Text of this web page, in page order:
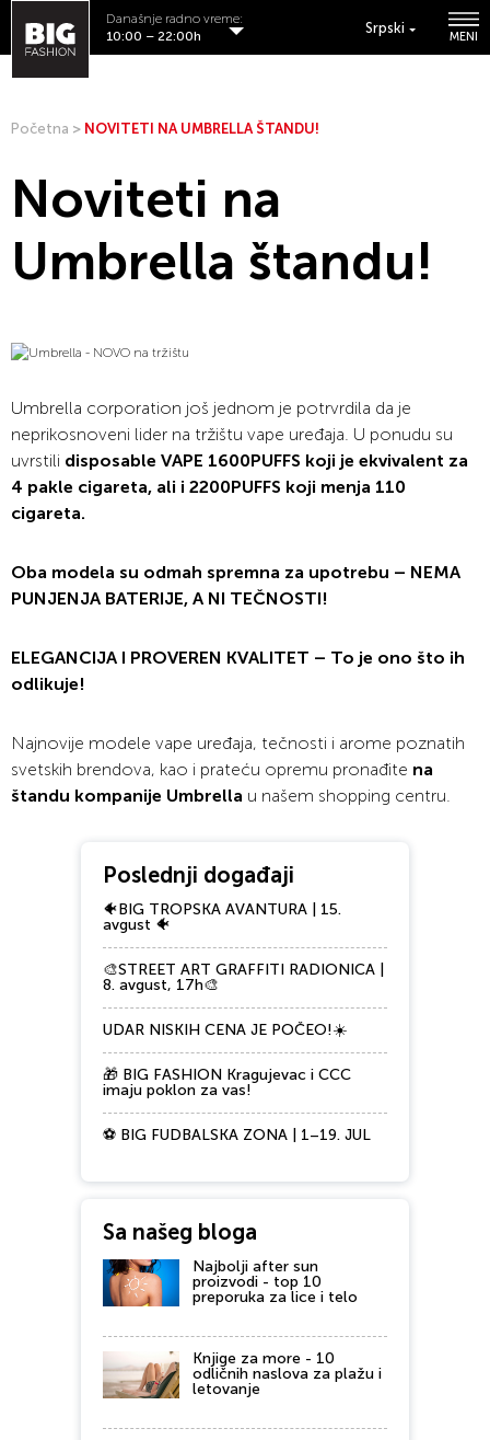
Srpski
MENI
Današnje radno vreme:
10:00 – 22:00h
Početna > NOVITETI NA UMBRELLA ŠTANDU!
Noviteti na
Umbrella štandu!
Umbrella corporation još jednom je potrvrdila da je
neprikosnoveni lider na tržištu vape uređaja. U ponudu su
uvrstili disposable VAPE 1600PUFFS koji je ekvivalent za
4 pakle cigareta, ali i 2200PUFFS koji menja 110
cigareta.
Oba modela su odmah spremna za upotrebu – NEMA
PUNJENJA BATERIJE, A NI TEČNOSTI!
ELEGANCIJA I PROVEREN KVALITET – To je ono što ih
odlikuje!
Najnovije modele vape uređaja, tečnosti i arome poznatih
svetskih brendova, kao i prateću opremu pronađite na
štandu kompanije Umbrella u našem shopping centru.
Poslednji događaji
🐠BIG TROPSKA AVANTURA | 15.
avgust 🐠
🎨STREET ART GRAFFITI RADIONICA |
8. avgust, 17h🎨
UDAR NISKIH CENA JE POČEO!☀️
🎁 BIG FASHION Kragujevac i CCC
imaju poklon za vas!
⚽ BIG FUDBALSKA ZONA | 1–19. JUL
Sa našeg bloga
Najbolji after sun
proizvodi - top 10
preporuka za lice i telo
Knjige za more - 10
odličnih naslova za plažu i
letovanje